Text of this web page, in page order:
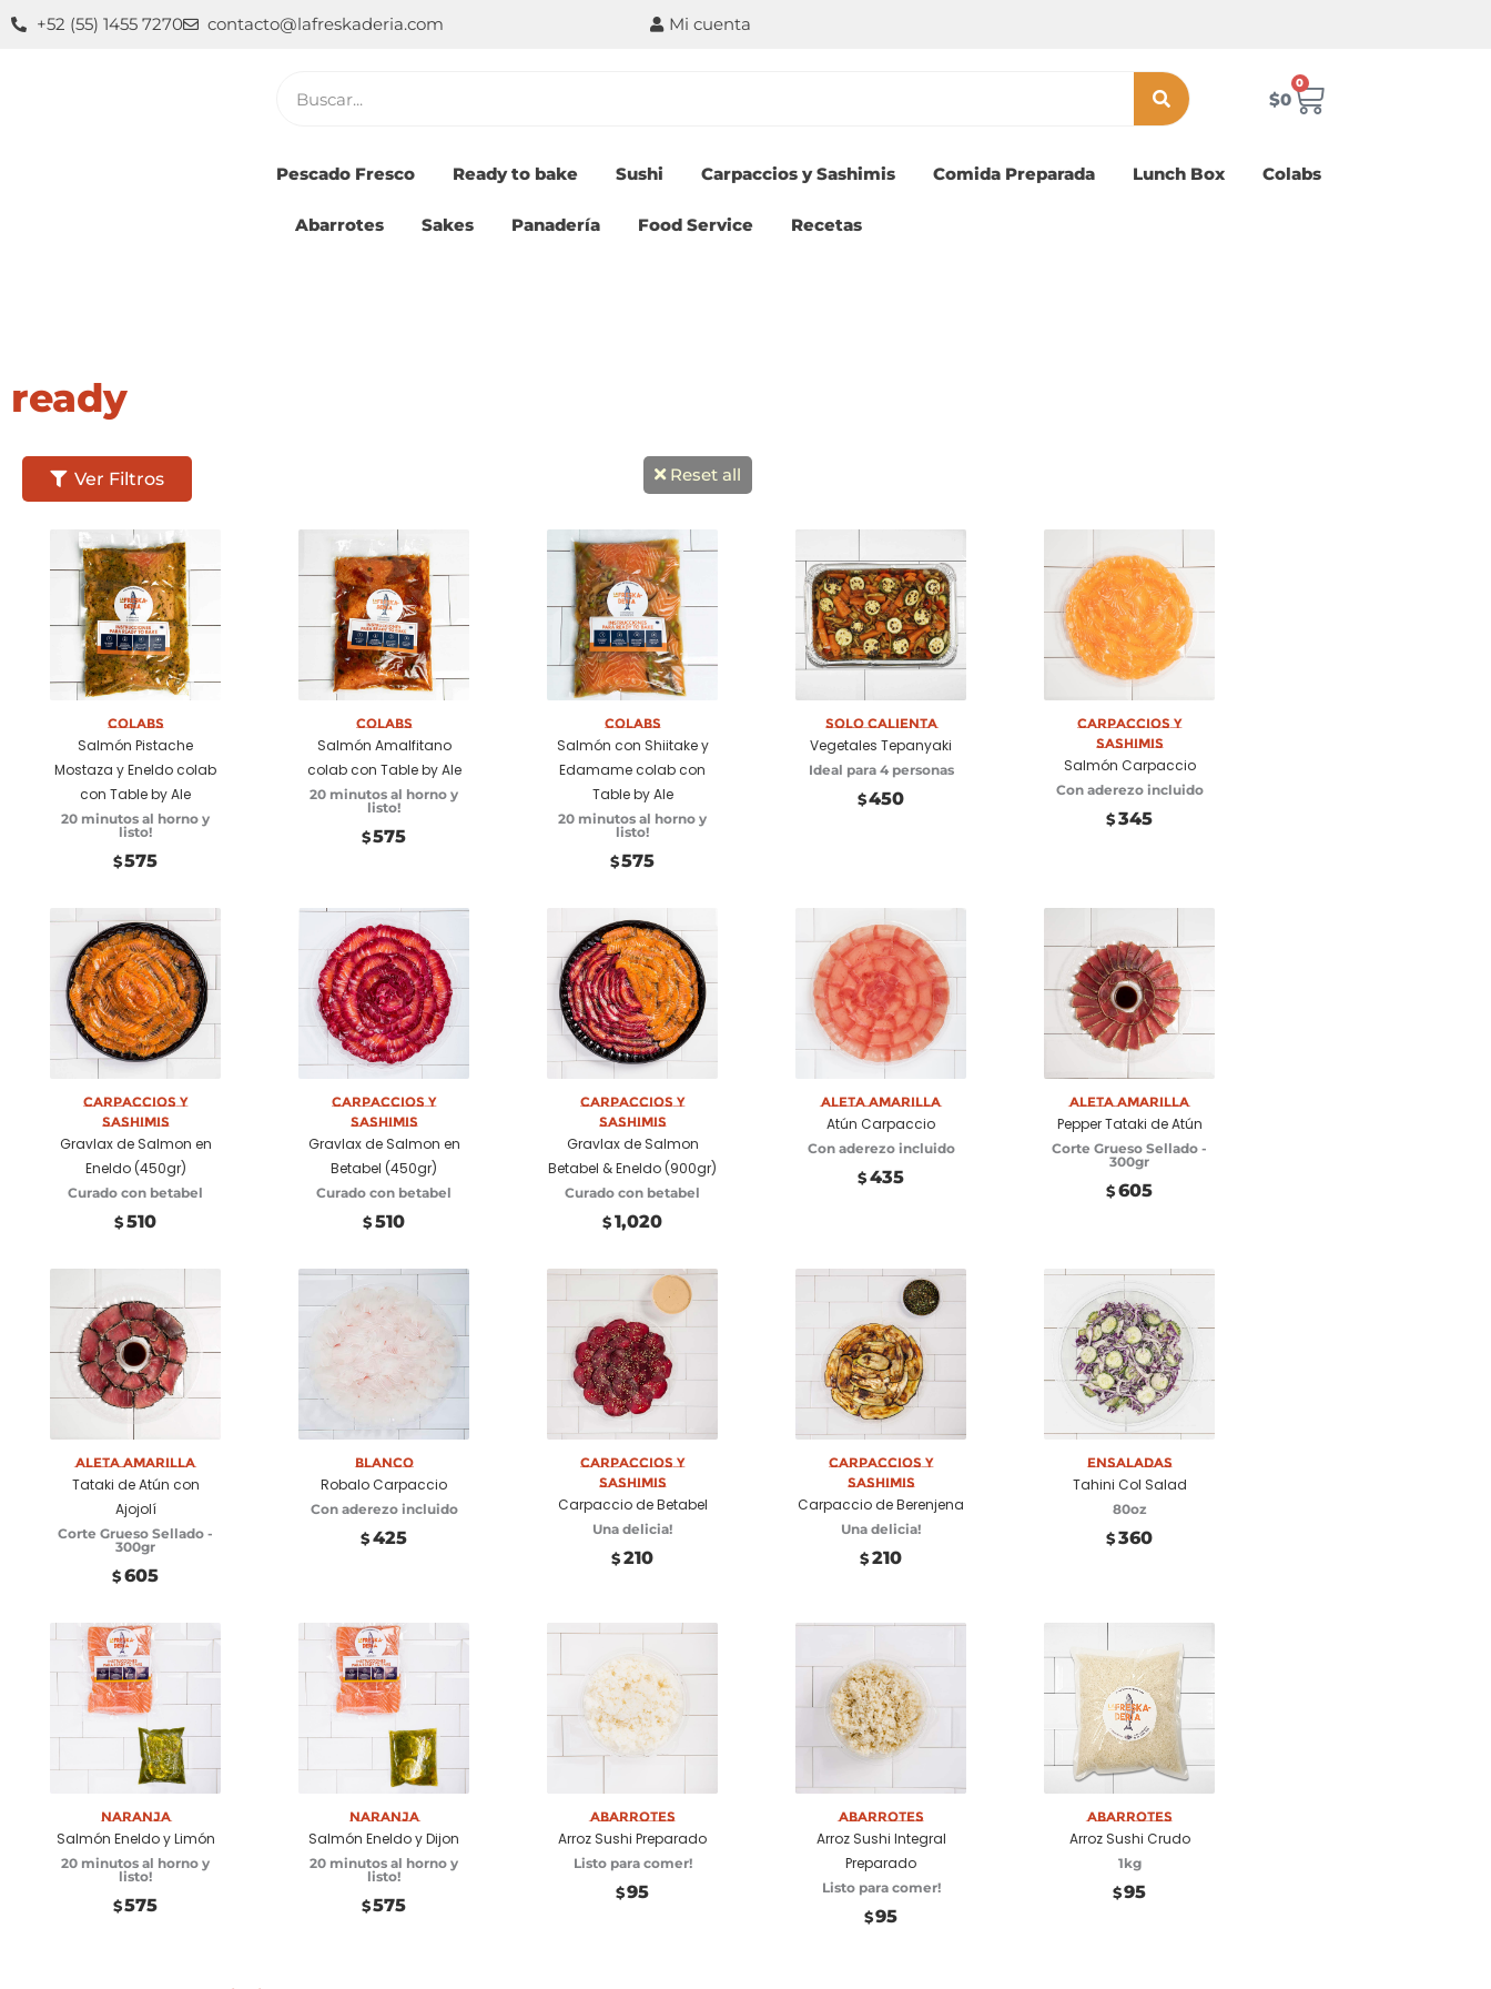
+52 (55) 1455 7270 contacto@lafreskaderia.com Mi cuenta
$0
0
Carrito
Pescado Fresco Ready to bake Sushi Carpaccios y Sashimis Comida Preparada Lunch Box Colabs
Abarrotes Sakes Panadería Food Service Recetas
ready
Ver Filtros Reset all
Añadir a carrito
Colabs
Salmón Pistache
Mostaza y Eneldo colab
con Table by Ale
20 minutos al horno y
listo!
$575
Añadir a carrito
Colabs
Salmón Amalfitano
colab con Table by Ale
20 minutos al horno y
listo!
$575
Añadir a carrito
Colabs
Salmón con Shiitake y
Edamame colab con
Table by Ale
20 minutos al horno y
listo!
$575
Añadir a carrito
Solo Calienta
Vegetales Tepanyaki
Ideal para 4 personas
$450
Seleccionar
opciones
Carpaccios y
Sashimis
Salmón Carpaccio
Con aderezo incluido
$ 345
Añadir a carrito
Carpaccios y
Sashimis
Gravlax de Salmon en
Eneldo (450gr)
Curado con betabel
$ 510
Añadir a carrito
Carpaccios y
Sashimis
Gravlax de Salmon en
Betabel (450gr)
Curado con betabel
$ 510
Añadir a carrito
Carpaccios y
Sashimis
Gravlax de Salmon
Betabel & Eneldo (900gr)
Curado con betabel
$ 1,020
Seleccionar
opciones
Aleta Amarilla
Atún Carpaccio
Con aderezo incluido
$ 435
Añadir a carrito
Aleta Amarilla
Pepper Tataki de Atún
Corte Grueso Sellado -
300gr
$ 605
Añadir a carrito
Aleta Amarilla
Tataki de Atún con
Ajojolí
Corte Grueso Sellado -
300gr
$ 605
Seleccionar
opciones
Blanco
Robalo Carpaccio
Con aderezo incluido
$ 425
Añadir a carrito
Carpaccios y
Sashimis
Carpaccio de Betabel
Una delicia!
$ 210
Añadir a carrito
Carpaccios y
Sashimis
Carpaccio de Berenjena
Una delicia!
$ 210
Añadir a carrito
Ensaladas
Tahini Col Salad
80oz
$ 360
Añadir a carrito
Naranja
Salmón Eneldo y Limón
20 minutos al horno y
listo!
$575
Añadir a carrito
Naranja
Salmón Eneldo y Dijon
20 minutos al horno y
listo!
$575
Seleccionar
opciones
Abarrotes
Arroz Sushi Preparado
Listo para comer!
$95
Seleccionar
opciones
Abarrotes
Arroz Sushi Integral
Preparado
Listo para comer!
$95
Añadir a carrito
Abarrotes
Arroz Sushi Crudo
1kg
$95